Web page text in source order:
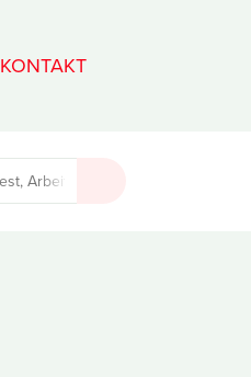
KONTAKT